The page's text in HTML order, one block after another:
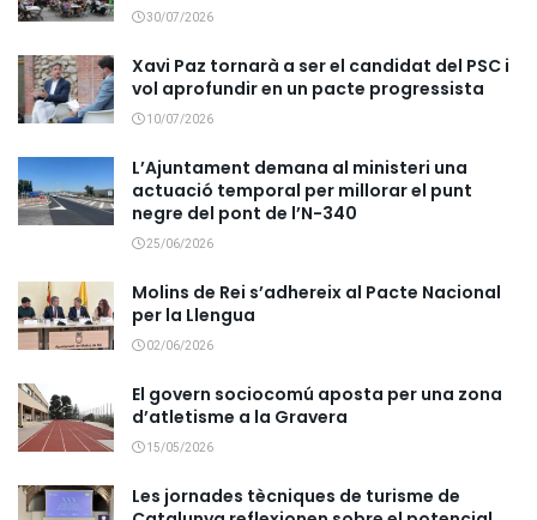
30/07/2026
Xavi Paz tornarà a ser el candidat del PSC i
vol aprofundir en un pacte progressista
10/07/2026
L’Ajuntament demana al ministeri una
actuació temporal per millorar el punt
negre del pont de l’N-340
25/06/2026
Molins de Rei s’adhereix al Pacte Nacional
per la Llengua
02/06/2026
El govern sociocomú aposta per una zona
d’atletisme a la Gravera
15/05/2026
Les jornades tècniques de turisme de